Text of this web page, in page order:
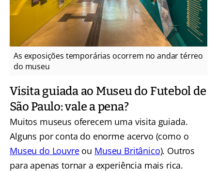
As exposições temporárias ocorrem no andar térreo
do museu
Visita guiada ao Museu do Futebol de
São Paulo: vale a pena?
Muitos museus oferecem uma visita guiada.
Alguns por conta do enorme acervo (como o
Museu do Louvreou Museu Britânico). Outros
para apenas tornar a experiência mais rica.